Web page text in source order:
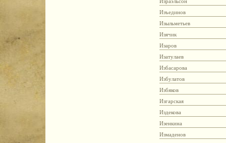
Изъединов
Изыльметьев
Изячик
Изаров
Изатулаев
Избасарова
Избулатов
Избяков
Изгарская
Издекова
Изенкина
Измаденов